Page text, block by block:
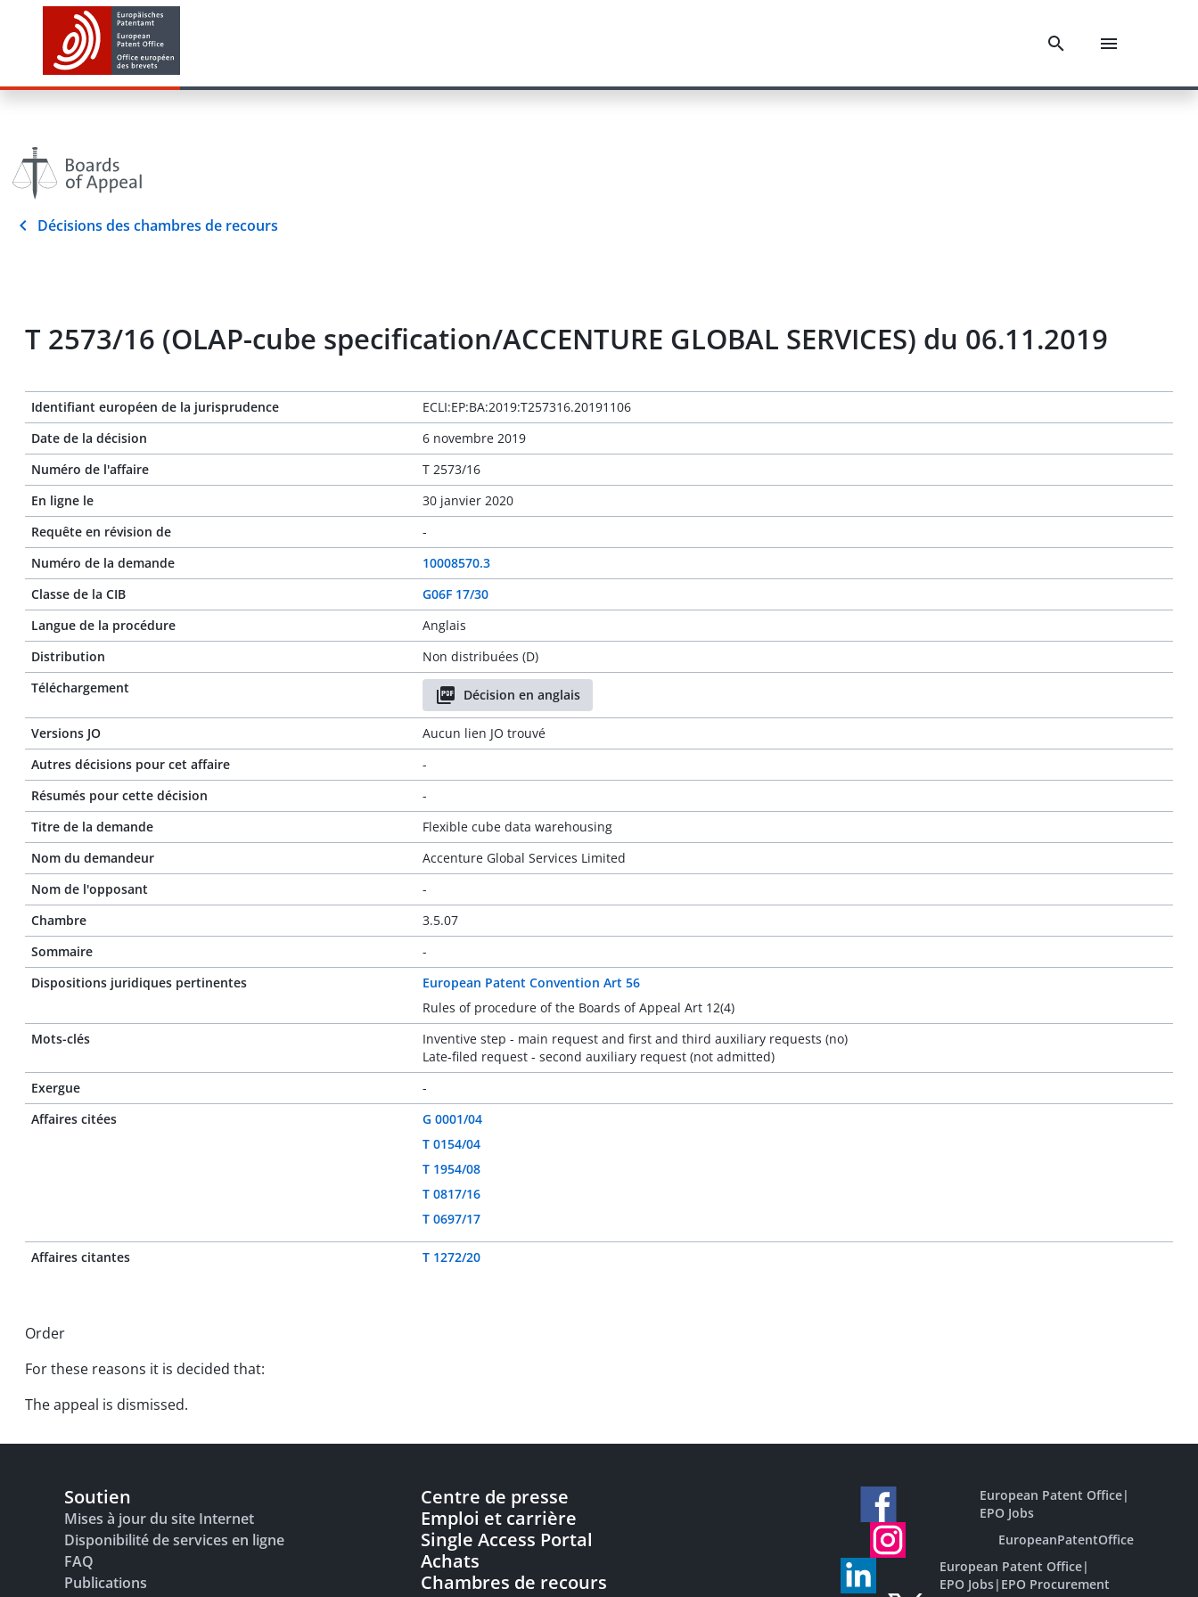
Décisions des chambres de recours
T 2573/16 (OLAP-cube specification/ACCENTURE GLOBAL SERVICES) du 06.11.2019
Identifiant européen de la jurisprudence
ECLI:EP:BA:2019:T257316.20191106
Date de la décision
6 novembre 2019
Numéro de l'affaire
T 2573/16
En ligne le
30 janvier 2020
Requête en révision de
-
Numéro de la demande
10008570.3
Classe de la CIB
G06F 17/30
Langue de la procédure
Anglais
Distribution
Non distribuées (D)
Téléchargement
Décision en anglais
Versions JO
Aucun lien JO trouvé
Autres décisions pour cet affaire
-
Résumés pour cette décision
-
Titre de la demande
Flexible cube data warehousing
Nom du demandeur
Accenture Global Services Limited
Nom de l'opposant
-
Chambre
3.5.07
Sommaire
-
Dispositions juridiques pertinentes
European Patent Convention Art 56
Rules of procedure of the Boards of Appeal Art 12(4)
Mots-clés
Inventive step - main request and first and third auxiliary requests (no)
Late-filed request - second auxiliary request (not admitted)
Exergue
-
Affaires citées
G 0001/04
T 0154/04
T 1954/08
T 0817/16
T 0697/17
Affaires citantes T 1272/20
Order
For these reasons it is decided that:
The appeal is dismissed.
Soutien
Mises à jour du site Internet
Disponibilité de services en ligne
FAQ
Publications
Centre de presse
Emploi et carrière
Single Access Portal
Achats
Chambres de recours
European Patent Office|
EPO Jobs
EuropeanPatentOffice
European Patent Office|
EPO Jobs| EPO Procurement